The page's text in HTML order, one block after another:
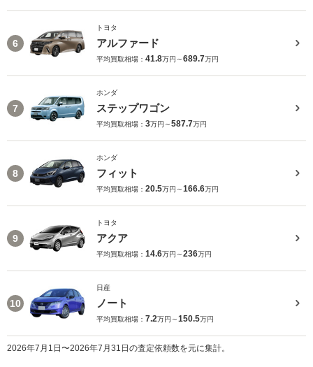
6
トヨタ
アルファード
平均買取相場： 41.8万円～689.7万円
7
ホンダ
ステップワゴン
平均買取相場： 3万円～587.7万円
8
ホンダ
フィット
平均買取相場： 20.5万円～166.6万円
9
トヨタ
アクア
平均買取相場： 14.6万円～236万円
10
日産
ノート
平均買取相場： 7.2万円～150.5万円
2026年7月1日〜2026年7月31日の査定依頼数を元に集計。